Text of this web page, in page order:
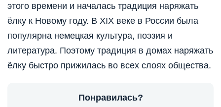
этого времени и началась традиция наряжать
ёлку к Новому году. В XIX веке в России была
популярна немецкая культура, поэзия и
литература. Поэтому традиция в домах наряжать
ёлку быстро прижилась во всех слоях общества.
Понравилась?